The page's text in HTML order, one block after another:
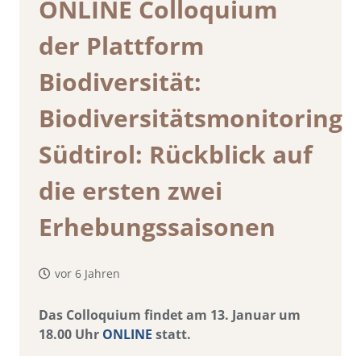
ONLINE Colloquium
der Plattform
Biodiversität:
Biodiversitätsmonitoring
Südtirol: Rückblick auf
die ersten zwei
Erhebungssaisonen
vor 6 Jahren
Das Colloquium findet am 13. Januar um
18.00 Uhr ONLINE statt.